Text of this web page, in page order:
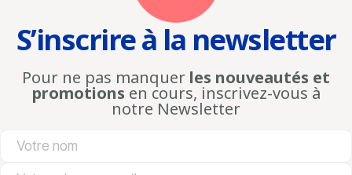
S’inscrire à la newsletter
Pour ne pas manquer les nouveautés et
promotions en cours, inscrivez-vous à
notre Newsletter